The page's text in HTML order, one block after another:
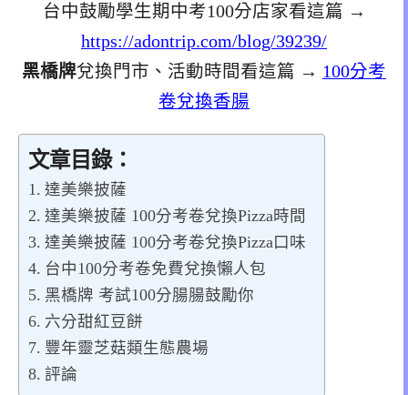
台中鼓勵學生期中考100分店家看這篇 →
https://adontrip.com/blog/39239/
黑橋牌兌換門市、活動時間看這篇 → 100分考
卷兌換香腸
文章目錄：
達美樂披薩
達美樂披薩 100分考卷兌換Pizza時間
達美樂披薩 100分考卷兌換Pizza口味
台中100分考卷免費兌換懶人包
黑橋牌 考試100分腸腸鼓勵你
六分甜紅豆餅
豐年靈芝菇類生態農場
評論